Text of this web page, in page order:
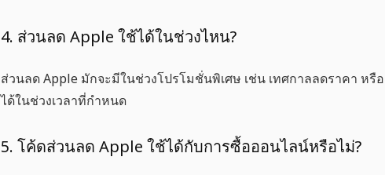
4. ส่วนลด Apple ใช้ได้ในช่วงไหน?
ส่วนลด Apple มักจะมีในช่วงโปรโมชั่นพิเศษ เช่น เทศกาลลดราคา ห
ได้ในช่วงเวลาที่กำหนด
5. โค้ดส่วนลด Apple ใช้ได้กับการซื้อออนไลน์หรือไม่?